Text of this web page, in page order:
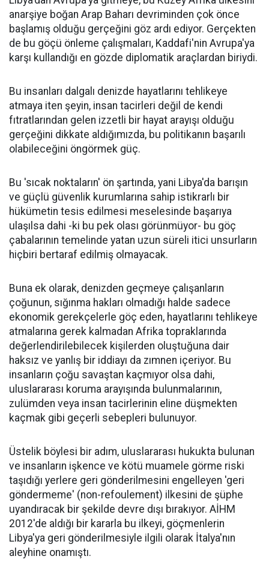
anarşiye boğan Arap Baharı devriminden çok önce
başlamış olduğu gerçeğini göz ardı ediyor. Gerçekten
de bu göçü önleme çalışmaları, Kaddafi'nin Avrupa'ya
karşı kullandığı en gözde diplomatik araçlardan biriydi.
Bu insanları dalgalı denizde hayatlarını tehlikeye
atmaya iten şeyin, insan tacirleri değil de kendi
fıtratlarından gelen izzetli bir hayat arayışı olduğu
gerçeğini dikkate aldığımızda, bu politikanın başarılı
olabileceğini öngörmek güç.
Bu 'sıcak noktaların' ön şartında, yani Libya'da barışın
ve güçlü güvenlik kurumlarına sahip istikrarlı bir
hükümetin tesis edilmesi meselesinde başarıya
ulaşılsa dahi -ki bu pek olası görünmüyor- bu göç
çabalarının temelinde yatan uzun süreli itici unsurların
hiçbiri bertaraf edilmiş olmayacak.
Buna ek olarak, denizden geçmeye çalışanların
çoğunun, sığınma hakları olmadığı halde sadece
ekonomik gerekçelerle göç eden, hayatlarını tehlikeye
atmalarına gerek kalmadan Afrika topraklarında
değerlendirilebilecek kişilerden oluştuğuna dair
haksız ve yanlış bir iddiayı da zımnen içeriyor. Bu
insanların çoğu savaştan kaçmıyor olsa dahi,
uluslararası koruma arayışında bulunmalarının,
zulümden veya insan tacirlerinin eline düşmekten
kaçmak gibi geçerli sebepleri bulunuyor.
Üstelik böylesi bir adım, uluslararası hukukta bulunan
ve insanların işkence ve kötü muamele görme riski
taşıdığı yerlere geri gönderilmesini engelleyen 'geri
göndermeme' (non-refoulement) ilkesini de şüphe
uyandıracak bir şekilde devre dışı bırakıyor. AİHM
2012'de aldığı bir kararla bu ilkeyi, göçmenlerin
Libya'ya geri gönderilmesiyle ilgili olarak İtalya'nın
aleyhine onamıştı.